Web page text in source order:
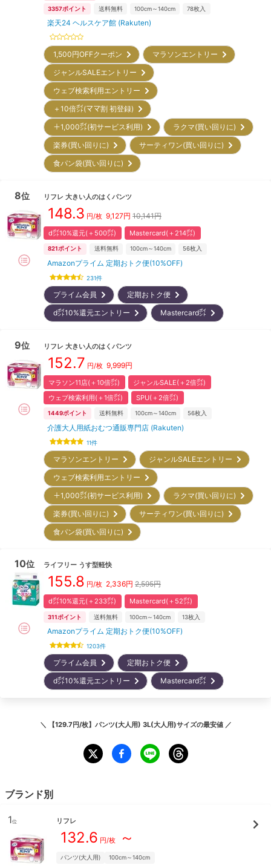
3357ポイント 送料無料 100cm～140cm 78枚入
楽天24 ヘルスケア館 (Rakuten)
1,500円OFFクーポン
マラソンエントリー
ジャンルSALEエントリー
ウェブ検索利用エントリー
＋10倍㌽(ママ割 初登録)
＋1,000㌽(初サービス利用)
ラクマ(買い回りに)
楽券(買い回りに)
サーティワン(買い回りに)
食パン袋(買い回りに)
8位 リフレ 大きい人のはくパンツ
148.3 円/枚 9,127円 10,141円
d㌽10%還元(＋500㌽) Mastercard(＋214㌽)
821ポイント 送料無料 100cm～140cm 56枚入
Amazonプライム 定期おトク便(10%OFF)
231件
プライム会員
定期おトク便
d㌽10%還元エントリー
Mastercard㌽
9位 リフレ 大きい人のはくパンツ
152.7 円/枚 9,999円
マラソン11店(＋10倍㌽)
ジャンルSALE(＋2倍㌽)
ウェブ検索利用(＋1倍㌽)
SPU(＋2倍㌽)
1449ポイント 送料無料 100cm～140cm 56枚入
介護大人用紙おむつ通販専門店 (Rakuten)
11件
マラソンエントリー
ジャンルSALEエントリー
ウェブ検索利用エントリー
＋1,000㌽(初サービス利用)
ラクマ(買い回りに)
楽券(買い回りに)
サーティワン(買い回りに)
食パン袋(買い回りに)
10位 ライフリー うす型軽快
155.8 円/枚 2,336円 2,595円
d㌽10%還元(＋233㌽) Mastercard(＋52㌽)
311ポイント 送料無料 100cm～140cm 13枚入
Amazonプライム 定期おトク便(10%OFF)
1203件
プライム会員
定期おトク便
d㌽10%還元エントリー
Mastercard㌽
＼ 【129.7円/枚】パンツ(大人用) 3L(大人用)サイズの最安値 ／
ブランド別
1位 リフレ
132.6 円/枚～
パンツ(大人用) 100cm～140cm